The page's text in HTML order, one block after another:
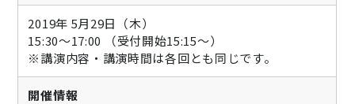
2019年 5月29日（木）
15:30～17:00 （受付開始15:15～）
※講演内容・講演時間は各回とも同じです。
開催情報